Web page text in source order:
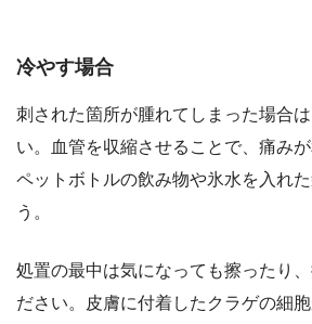
冷やす場合
刺された箇所が腫れてしまった場合
い。血管を収縮させることで、痛み
ペットボトルの飲み物や氷水を入れ
う。
処置の最中は気になっても擦ったり
ださい。皮膚に付着したクラゲの細